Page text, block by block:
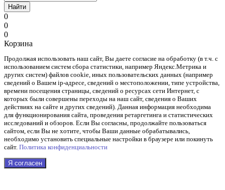
Найти
0
0
0
Корзина
Продолжая использовать наш cайт, Вы даете согласие на обработку (в т.ч. с
использованием систем сбора статистики, например Яндекс.Метрика и
других систем) файлов cookie, иных пользовательских данных (например
сведений о Вашем ip-адресе, сведений о местоположении, типе устройства,
времени посещения страницы, сведений о ресурсах сети Интернет, с
которых были совершены переходы на наш сайт, сведения о Ваших
действиях на сайте и других сведений). Данная информация необходима
для функционирования сайта, проведения ретаргетинга и статистических
исследований и обзоров. Если Вы согласны, продолжайте пользоваться
сайтом, если Вы не хотите, чтобы Ваши данные обрабатывались,
необходимо установить специальные настройки в браузере или покинуть
сайт. Политика конфиденциальности
Я согласен